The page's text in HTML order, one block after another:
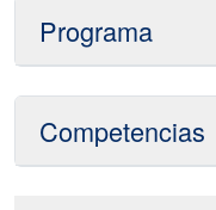
Programa
Competencias